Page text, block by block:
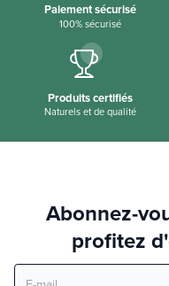
Paiement sécurisé
100% sécurisé
Produits certifiés
Naturels et de qualité
Abonnez-
profitez